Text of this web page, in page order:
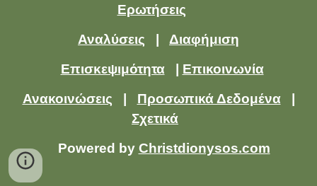
Ερωτήσεις
Αναλύσεις
Διαφήμιση
Επισκεψιμότητα| Επικοινωνία
Ανακοινώσεις
Προσωπικά Δεδομένα|
Σχετικά
Powered by Christdionysos.com